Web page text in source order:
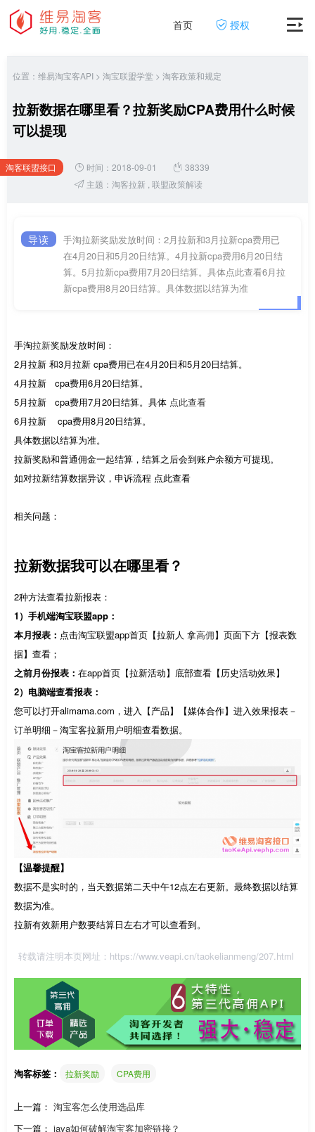
首页 授权
位置： 维易淘宝客API > 淘宝联盟学堂 > 淘客政策和规定
拉新数据在哪里看？拉新奖励CPA费用什么时候
可以提现
淘客联盟接口
时间：2018-09-01
38339
主题： 淘客拉新 联盟政策解读
导读
手淘拉新奖励发放时间：2月拉新和3月拉新cpa费用已
在4月20日和5月20日结算。4月拉新cpa费用6月20日结
算。5月拉新cpa费用7月20日结算。具体点此查看6月拉
新cpa费用8月20日结算。具体数据以结算为准
手淘拉新奖励发放时间：
2月拉新 和3月拉新 cpa费用已在4月20日和5月20日结算。
4月拉新 cpa费用6月20日结算。
5月拉新 cpa费用7月20日结算。具体 点此查看
6月拉新 cpa费用8月20日结算。
具体数据以结算为准。
拉新奖励和普通佣金一起结算，结算之后会到账户余额方可提现。
如对拉新结算数据异议，申诉流程 点此查看
相关问题：
拉新数据我可以在哪里看？
2种方法查看拉新报表：
1）手机端淘宝联盟app：
本月报表： 点击淘宝联盟app首页【拉新人 拿高佣】页面下方【报表数
据】查看；
之前月份报表： 在app首页【拉新活动】底部查看【历史活动效果】
2）电脑端查看报表：
您可以打开alimama.com，进入【产品】【媒体合作】进入效果报表－
订单明细－淘宝客拉新用户明细查看数据。
【温馨提醒】
数据不是实时的，当天数据第二天中午12点左右更新。最终数据以结算
数据为准。
拉新有效新用户数要结算日左右才可以查看到。
转载请注明本页网址： https://www.veapi.cn/taokelianmeng/207.html
淘客标签： 拉新奖励 CPA费用
上一篇： 淘宝客怎么使用选品库
下一篇： java如何破解淘宝客加密链接？